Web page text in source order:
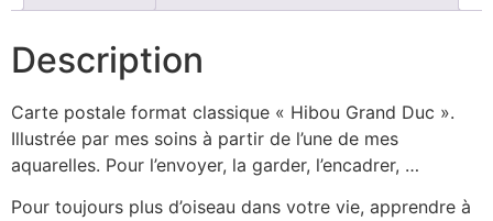
Description
Carte postale format classique « Hibou Grand Duc ».
Illustrée par mes soins à partir de l’une de mes
aquarelles. Pour l’envoyer, la garder, l’encadrer, …
Pour toujours plus d’oiseau dans votre vie, apprendre à